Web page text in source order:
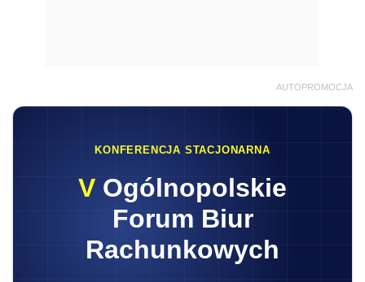
AUTOPROMOCJA
KONFERENCJA STACJONARNA
V Ogólnopolskie
Forum Biur
Rachunkowych